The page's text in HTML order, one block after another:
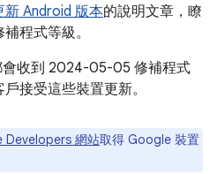
新 Android 版本的說明文章，瞭
程式等級。
會收到 2024-05-05 修補程式
接受這些裝置更新。
Developers 網站取得 Google 裝置